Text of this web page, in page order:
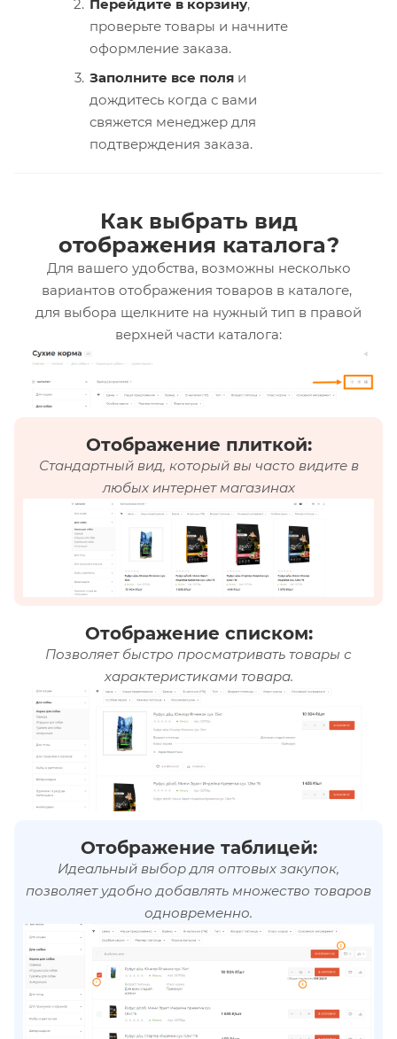
Перейдите в корзину,
проверьте товары и начните
оформление заказа.
Заполните все поля и
дождитесь когда с вами
свяжется менеджер для
подтверждения заказа.
Как выбрать вид
отображения каталога?
Для вашего удобства, возможны несколько
вариантов отображения товаров в каталоге,
для выбора щелкните на нужный тип в правой
верхней части каталога:
Отображение плиткой:
Стандартный вид, который вы часто видите в
любых интернет магазинах
Отображение списком:
Позволяет быстро просматривать товары с
характеристиками товара.
Отображение таблицей:
Идеальный выбор для оптовых закупок,
позволяет удобно добавлять множество товаров
одновременно.